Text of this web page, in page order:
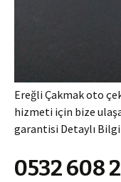
Ereğli Çakmak oto
hizmeti için bize
garantisi Detaylı
0532 608